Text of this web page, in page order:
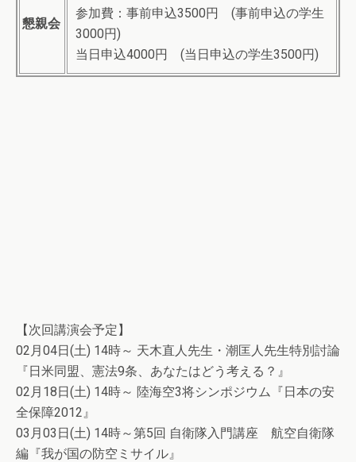
懇親会
参加費：事前申込3500円 (事前申込の学生
3000円)
当日申込4000円 (当日申込の学生3500円)
【次回講演会予定】
02月04日(土) 14時～ 天木直人先生・潮匡人先生特別討論
『日米同盟、憲法9条、あなたはどう考える？』
02月18日(土) 14時～ 陸海空3将シンポジウム『日本の安
全保障2012』
03月03日(土) 14時～第5回 自衛隊入門講座 航空自衛隊
編『我が国の防空ミサイル』